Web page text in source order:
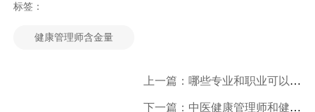
标签：
健康管理师含金量
上一篇：哪些专业和职业可以报考健康管理师？
下一篇：中医健康管理师和健康管理师有什么区别？